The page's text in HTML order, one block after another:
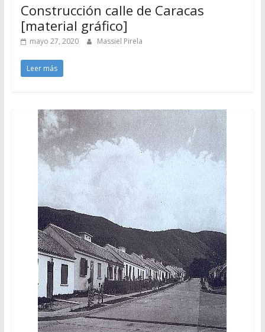
Construcción calle de Caracas
[material gráfico]
mayo 27, 2020 Massiel Pirela
Leer más